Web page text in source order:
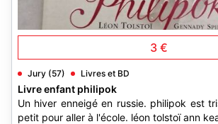
3 €
Jury (57) Livres et BD
Livre enfant philipok
Un hiver enneigé en russie. philipok est
petit pour aller à l'école. léon tolstoï ann